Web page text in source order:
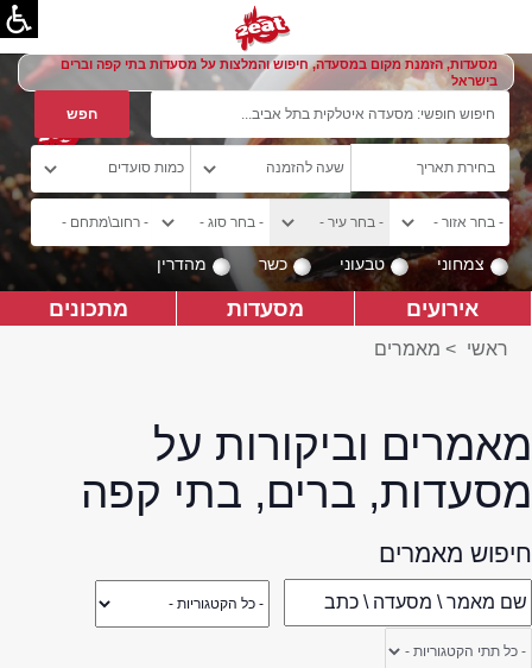
מסעדות, הזמנת מקום במסעדה, חיפוש והמלצות על מסעדות בתי קפה וברים
בישראל
צמחוני טבעוני כשר מהדרין
אירועים מסעדות מתכונים
ראשי > מאמרים
מאמרים וביקורות על
מסעדות, ברים, בתי קפה
חיפוש מאמרים